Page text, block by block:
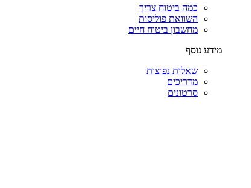
כמה ביטוח צריך
השוואת פוליסות
מחשבון ביטוח חיים
מידע נוסף
שאלות נפוצות
מדריכים
סרטונים